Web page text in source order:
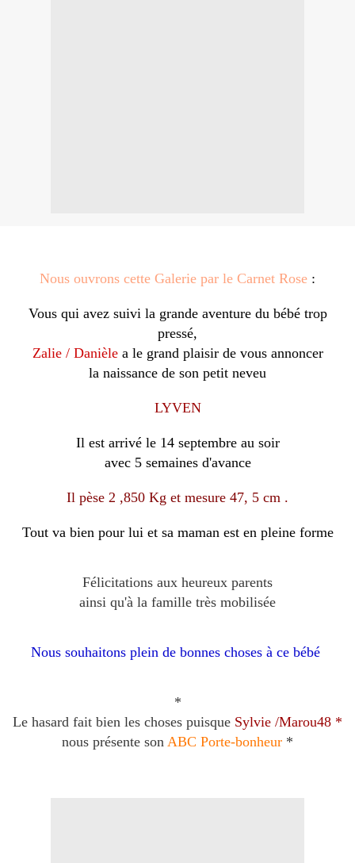
Nous ouvrons cette Galerie par le Carnet Rose :
Vous qui avez suivi la grande aventure du bébé trop
pressé,
Zalie / Danièlea le grand plaisir de vous annoncer
la naissance de son petit neveu
LYVEN
Il est arrivé le 14 septembre au soir
avec 5 semaines d'avance
Il pèse 2 ,850 Kg et mesure 47, 5 cm .
Tout va bien pour lui et sa maman est en pleine forme
Félicitations aux heureux parents
ainsi qu'à la famille très mobilisée
Nous souhaitons plein de bonnes choses à ce bébé
*
Le hasard fait bien les choses puisque Sylvie /Marou48 *
nous présente son ABC Porte-bonheur *